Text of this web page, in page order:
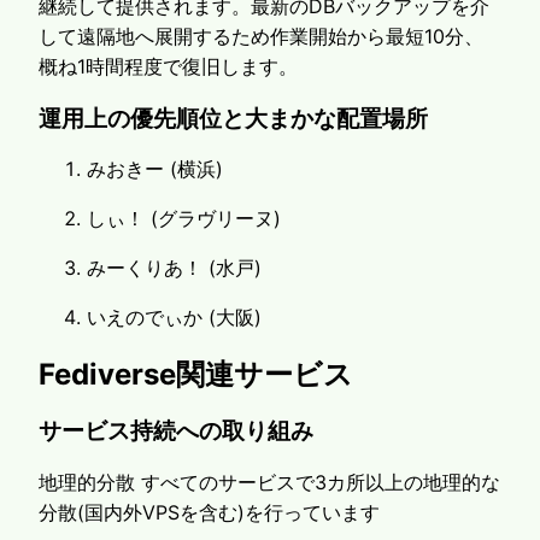
継続して提供されます。最新のDBバックアップを介
して遠隔地へ展開するため作業開始から最短10分、
概ね1時間程度で復旧します。
運用上の優先順位と大まかな配置場所
みおきー (横浜)
しぃ！ (グラヴリーヌ)
みーくりあ！ (水戸)
いえのでぃか (大阪)
Fediverse関連サービス
サービス持続への取り組み
地理的分散 すべてのサービスで3カ所以上の地理的な
分散(国内外VPSを含む)を行っています